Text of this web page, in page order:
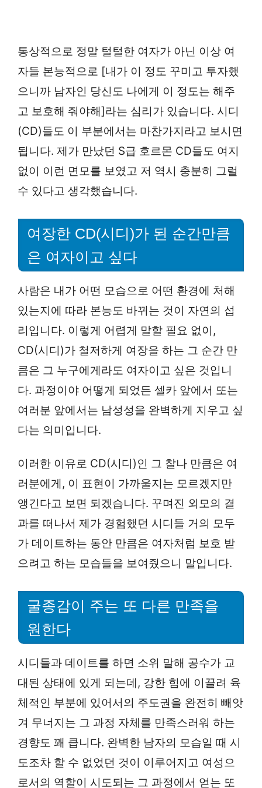
통상적으로 정말 털털한 여자가 아닌 이상 여
자들 본능적으로 [내가 이 정도 꾸미고 투자했
으니까 남자인 당신도 나에게 이 정도는 해주
고 보호해 줘야해]라는 심리가 있습니다. 시디
(CD)들도 이 부분에서는 마찬가지라고 보시면
됩니다. 제가 만났던 S급 호르몬 CD들도 여지
없이 이런 면모를 보였고 저 역시 충분히 그럴
수 있다고 생각했습니다.
여장한 CD(시디)가 된 순간만큼
은 여자이고 싶다
사람은 내가 어떤 모습으로 어떤 환경에 처해
있는지에 따라 본능도 바뀌는 것이 자연의 섭
리입니다. 이렇게 어렵게 말할 필요 없이,
CD(시디)가 철저하게 여장을 하는 그 순간 만
큼은 그 누구에게라도 여자이고 싶은 것입니
다. 과정이야 어떻게 되었든 셀카 앞에서 또는
여러분 앞에서는 남성성을 완벽하게 지우고 싶
다는 의미입니다.
이러한 이유로 CD(시디)인 그 찰나 만큼은 여
러분에게, 이 표현이 가까울지는 모르겠지만
앵긴다고 보면 되겠습니다. 꾸며진 외모의 결
과를 떠나서 제가 경험했던 시디들 거의 모두
가 데이트하는 동안 만큼은 여자처럼 보호 받
으려고 하는 모습들을 보여줬으니 말입니다.
굴종감이 주는 또 다른 만족을
원한다
시디들과 데이트를 하면 소위 말해 공수가 교
대된 상태에 있게 되는데, 강한 힘에 이끌려 육
체적인 부분에 있어서의 주도권을 완전히 빼앗
겨 무너지는 그 과정 자체를 만족스러워 하는
경향도 꽤 큽니다. 완벽한 남자의 모습일 때 시
도조차 할 수 없었던 것이 이루어지고 여성으
로서의 역할이 시도되는 그 과정에서 얻는 또